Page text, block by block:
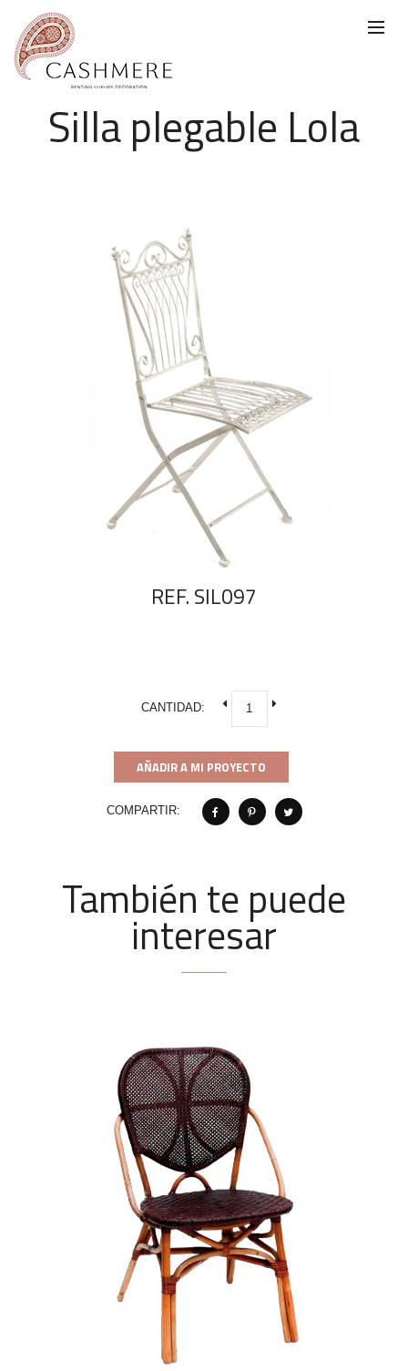
Silla plegable Lola
REF. SIL097
CANTIDAD:
AÑADIR A MI PROYECTO
COMPARTIR:
También te puede
interesar